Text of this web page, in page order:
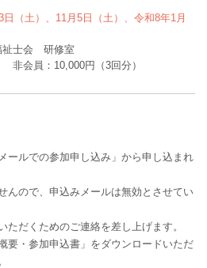
日（土）、11月5日（土）、令和8年1月
祉士会 研修室
会員：10,000円（3回分）
ールでの参加申し込み」から申し込まれ
んので、申込みメールは無効とさせてい
ただくためのご連絡を差し上げます。
要・参加申込書」をダウンロードいただ